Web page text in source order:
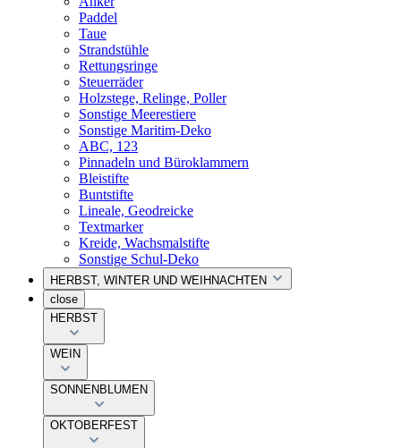
Paddel
Taue
Strandstühle
Rettungsringe
Steuerräder
Holzstege, Relinge, Poller
Sonstige Meerestiere
Sonstige Maritim-Deko
ABC, 123
Pinnadeln und Büroklammern
Bleistifte
Buntstifte
Lineale, Geodreicke
Textmarker
Kreide, Wachsmalstifte
Sonstige Schul-Deko
HERBST, WINTER UND WEIHNACHTEN
close
HERBST
WEIN
SONNENBLUMEN
OKTOBERFEST